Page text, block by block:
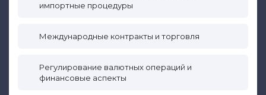
импортные процедуры
Международные контракты и торговля
Регулирование валютных операций и
финансовые аспекты